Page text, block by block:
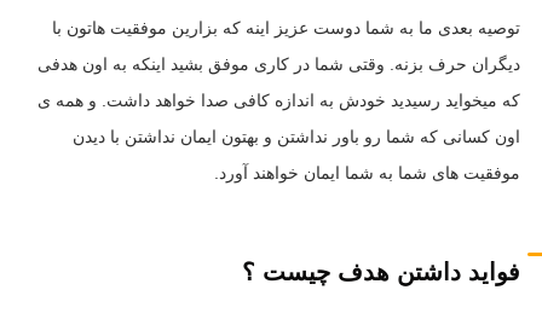
توصیه بعدی ما به شما دوست عزیز اینه که بزارین موفقیت هاتون با
دیگران حرف بزنه. وقتی شما در کاری موفق بشید اینکه به اون هدفی
که میخواید رسیدید خودش به اندازه کافی صدا خواهد داشت. و همه ی
اون کسانی که شما رو باور نداشتن و بهتون ایمان نداشتن با دیدن
موفقیت های شما به شما ایمان خواهند آورد.
فواید داشتن هدف چیست ؟